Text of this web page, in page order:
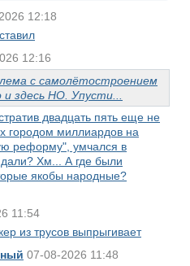
12:18
12:16
с самолётостроением
и здесь НО. Упусти...
двадцать пять еще не
городом миллиардов на
реформу", умчался в
дали? Хм... А где были
якобы народные?
11:54
из трусов выпрыгивает
07-08-2026 11:48